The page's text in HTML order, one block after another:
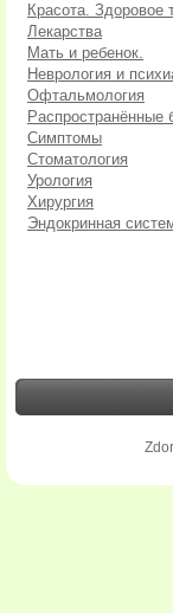
Красота. Здоровое
Лекарства
Мать и ребенок.
Неврология и
Офтальмология
Распространённые
Симптомы
Стоматология
Урология
Хирургия
Эндокринная